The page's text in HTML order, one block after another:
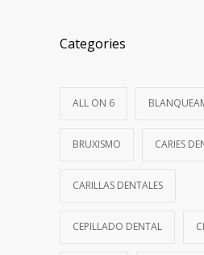
Categories
ALL ON 6
BRUXISMO CARIES
CARILLAS DENTALES
CEPILLADO DENTAL